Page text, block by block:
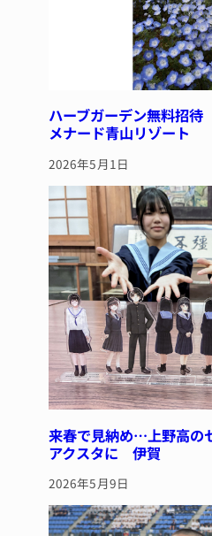
ハーブガーデン無料招
メナード青山リゾート
2026年5月1日
来春で見納め…上野高の
アクスタに 伊賀
2026年5月9日